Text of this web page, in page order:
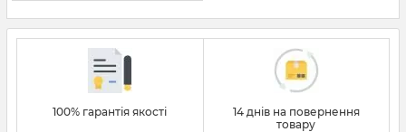
100% гарантія якості
14 днів на повернення
товару